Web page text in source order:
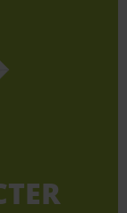
plus de
nous par